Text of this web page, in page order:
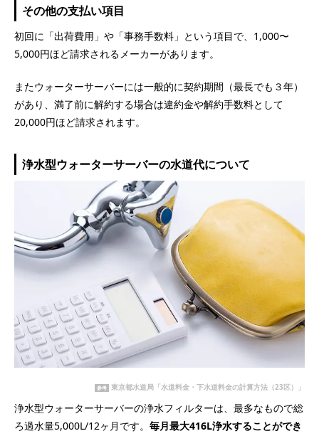
その他の支払い項目
初回に「出荷費用」や「事務手数料」という項目で、1,000〜
5,000円ほど請求されるメーカーがあります。
またウォーターサーバーには一般的に契約期間（最長でも３年）
があり、満了前に解約する場合は違約金や解約手数料として
20,000円ほど請求されます。
浄水型ウォーターサーバーの水道代について
参考 東京都水道局「水道料金・下水道料金の計算方法（23区）」
浄水型ウォーターサーバーの浄水フィルターは、最多なもので総
ろ過水量5,000L/12ヶ月です。 毎月最大416L浄水することができ